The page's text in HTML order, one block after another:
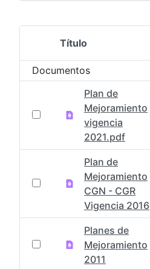
Selección del elemento
Título
Documentos
Plan de
Mejoramiento
vigencia
2021.pdf
Plan de
Mejoramiento
CGN - CGR
Vigencia 2016
Planes de
Mejoramiento
2011